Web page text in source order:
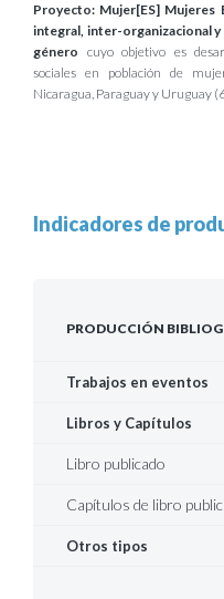
Proyecto: Mujer[ES] Mujeres
integral, inter-organizacional
género cuyo objetivo es
sociales en población de
Nicaragua, Paraguay y Uruguay
Indicadores de
PRODUCCIÓN
Trabajos en eventos
Libros y Capítulos
Libro publicado
Capítulos de libro
Otros tipos